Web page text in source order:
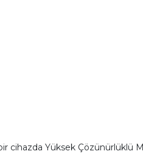
cihazda Yüksek Çözünürlüklü